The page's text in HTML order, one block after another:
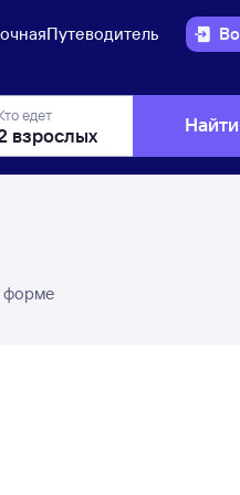
Путеводитель
едет
форме